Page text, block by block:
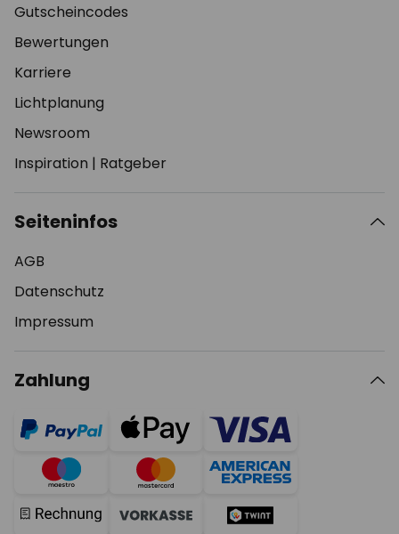
Gutscheincodes
Bewertungen
Karriere
Lichtplanung
Newsroom
Inspiration | Ratgeber
Seiteninfos
AGB
Datenschutz
Impressum
Zahlung